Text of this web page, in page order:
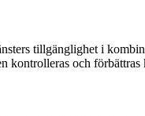
tillgänglighet i
kontrolleras och